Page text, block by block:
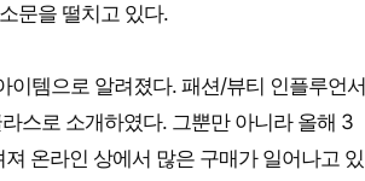
문을 떨치고 있다.
템으로 알려졌다. 패션/뷰티 인플루언서
라스로 소개하였다. 그뿐만 아니라 올해 3
온라인 상에서 많은 구매가 일어나고 있